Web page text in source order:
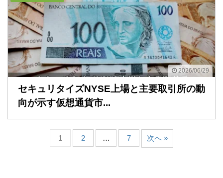
2026/06/29
セキュリタイズNYSE上場と主要取引所の動
向が示す仮想通貨市...
1 2 … 7 次へ »